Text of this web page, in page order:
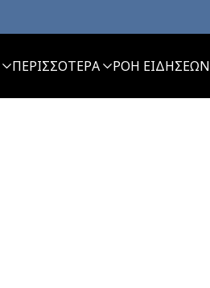
ΠΕΡΙΣΣΟΤΕΡΑ ΡΟΗ ΕΙΔΗΣΕΩΝ